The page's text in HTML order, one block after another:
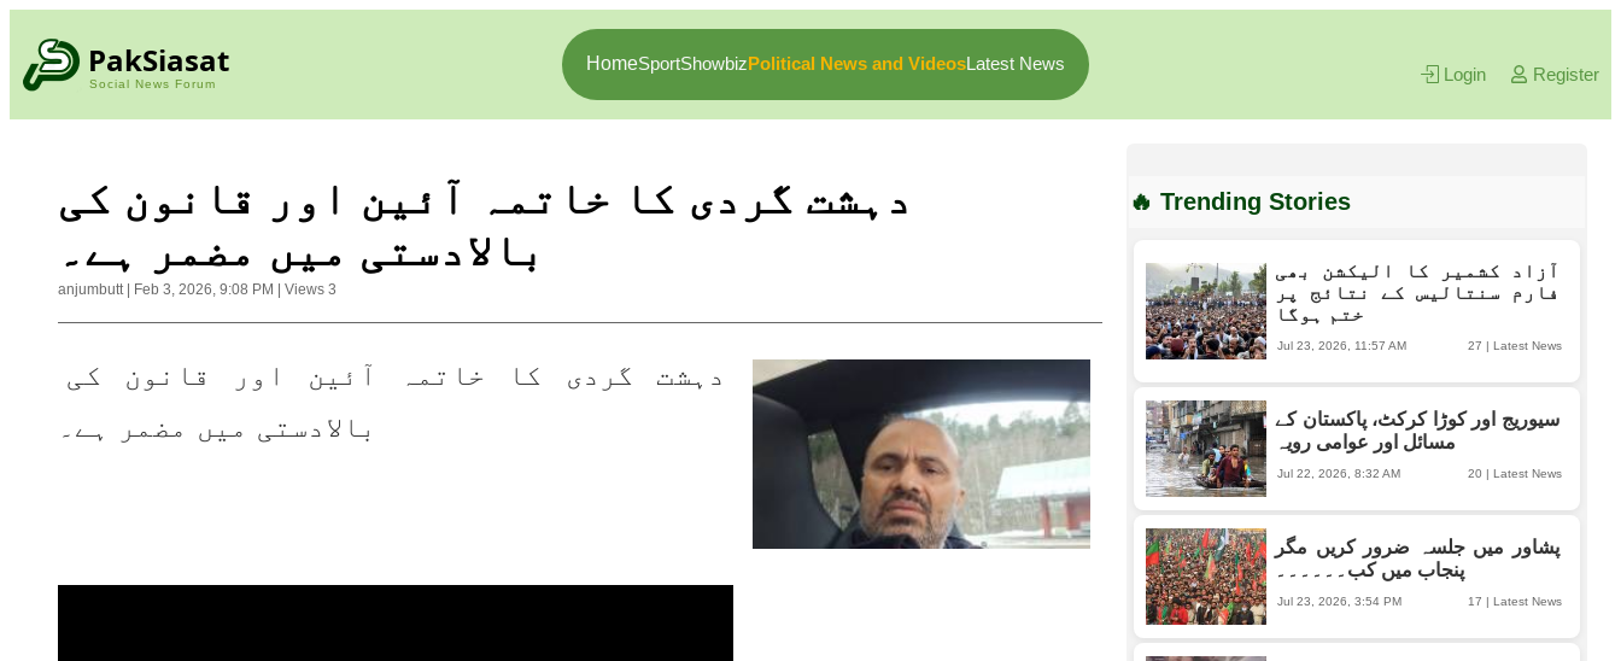
PakSiasat
Social News Forum
HomeSportShowbizPolitical News and VideosLatest News
Login Register
دہشت گردی کا خاتمہ آئین اور قانون کی
بالادستی میں مضمر ہے۔
anjumbutt| Feb 3, 2026, 9:08 PM Views 3
بالادستی میں مضمر ہے۔
🔥 Trending Stories
آزاد کشمیر کا الیکشن بھی
فارم سنتالیس کے نتائج پر
ختم ہوگا
27 | Latest News
Jul 23, 2026, 11:57 AM
سیوریج اور کوڑا کرکٹ، پاکستان کے
مسائل اور عوامی رویہ
20 | Latest News
Jul 22, 2026, 8:32 AM
پشاور میں جلسہ ضرور کریں مگر
پنجاب میں کب۔۔۔۔۔۔
17 | Latest News
Jul 23, 2026, 3:54 PM